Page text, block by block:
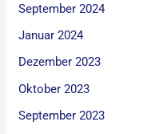
September 2024
Januar 2024
Dezember 2023
Oktober 2023
September 2023